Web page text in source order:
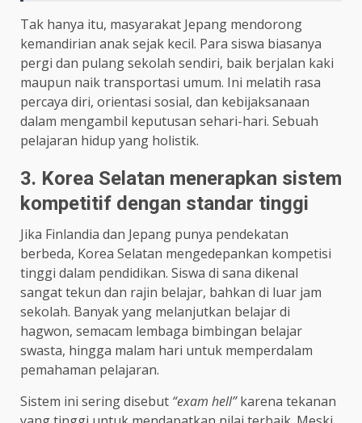
Tak hanya itu, masyarakat Jepang mendorong
kemandirian anak sejak kecil. Para siswa biasanya
pergi dan pulang sekolah sendiri, baik berjalan kaki
maupun naik transportasi umum. Ini melatih rasa
percaya diri, orientasi sosial, dan kebijaksanaan
dalam mengambil keputusan sehari-hari. Sebuah
pelajaran hidup yang holistik.
3. Korea Selatan menerapkan sistem
kompetitif dengan standar tinggi
Jika Finlandia dan Jepang punya pendekatan
berbeda, Korea Selatan mengedepankan kompetisi
tinggi dalam pendidikan. Siswa di sana dikenal
sangat tekun dan rajin belajar, bahkan di luar jam
sekolah. Banyak yang melanjutkan belajar di
hagwon, semacam lembaga bimbingan belajar
swasta, hingga malam hari untuk memperdalam
pemahaman pelajaran.
Sistem ini sering disebut “exam hell”karena tekanan